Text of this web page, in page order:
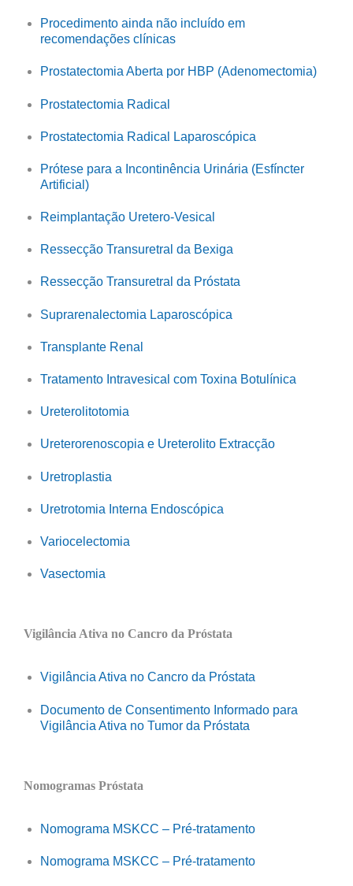
Procedimento ainda não incluído em
recomendações clínicas
Prostatectomia Aberta por HBP (Adenomectomia)
Prostatectomia Radical
Prostatectomia Radical Laparoscópica
Prótese para a Incontinência Urinária (Esfíncter
Artificial)
Reimplantação Uretero-Vesical
Ressecção Transuretral da Bexiga
Ressecção Transuretral da Próstata
Suprarenalectomia Laparoscópica
Transplante Renal
Tratamento Intravesical com Toxina Botulínica
Ureterolitotomia
Ureterorenoscopia e Ureterolito Extracção
Uretroplastia
Uretrotomia Interna Endoscópica
Variocelectomia
Vasectomia
Vigilância Ativa no Cancro da Próstata
Vigilância Ativa no Cancro da Próstata
Documento de Consentimento Informado para
Vigilância Ativa no Tumor da Próstata
Nomogramas Próstata
Nomograma MSKCC – Pré-tratamento
Nomograma MSKCC – Pré-tratamento